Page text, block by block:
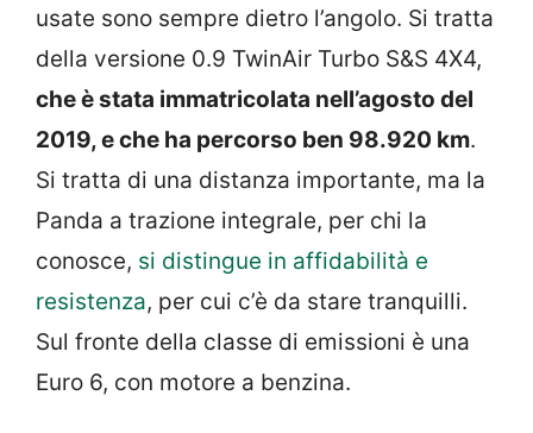
usate sono sempre dietro l’angolo. Si tratta
della versione 0.9 TwinAir Turbo S&S 4X4,
che è stata immatricolata nell’agosto del
2019, e che ha percorso ben 98.920 km.
Si tratta di una distanza importante, ma la
Panda a trazione integrale, per chi la
conosce, si distingue in affidabilità e
resistenza, per cui c’è da stare tranquilli.
Sul fronte della classe di emissioni è una
Euro 6, con motore a benzina.